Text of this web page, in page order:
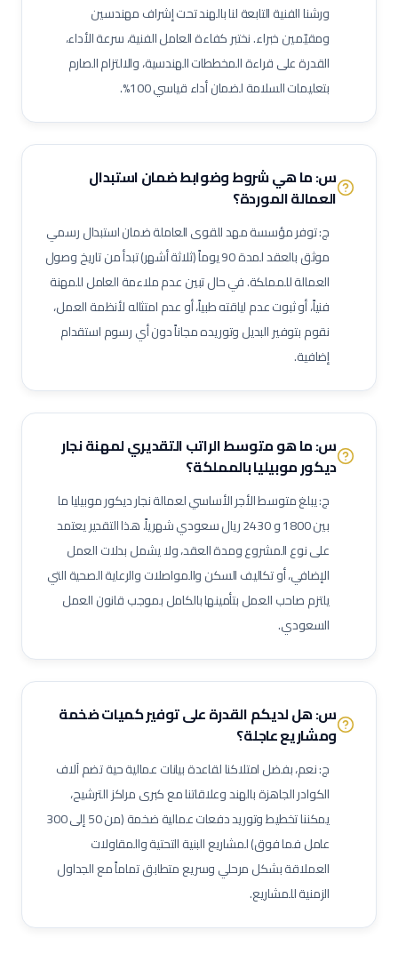
فني غلايات مياه
فني تبريد
فني عزل أنابيب وقنوات
فني أنظمة تحكم وآلات دقيقة
فني أنظمة تكييف متغير التدفق (VRF)
فني وحدات مناولة هواء (AHU)
فني وحدات ملف ومروحة (FCU)
فني أشعة
فني أشعة مقطعية
أخصائي تخاطب ونطق
فني تخدير
فني أسنان
أخصائي صحة فم وأسنان
فني بصريات / عيون
فني قسطرة وقلب
مساعد صيدلي
موظف استقبال طبي
مساعد تمريض جناح (Ward Boy)
مرافق مستشفى / عامل رعاية
مهندس أجهزة طبية
أخصائي علاج تنفسي
أخصائي تغذية
ممرض مكافحة عدوى
منسق جودة منشآت صحية
مفتش مراقبة جودة
لحام تيج (TIG Welder)
لحام قوس كهربائي
لحام ميج (MIG Welder)
مفتش اختبارات غير إتلافية (NDT)
مشرف أعمال سكلات / داربسين
مشرف أعمال عزل صناعي
مشرف أعمال دهان صناعي
فني رش رملي ودهان
مفتش طلاء وعزل
فني صيانة أثناء الإيقاف (Shutdown)
فني توربينات
فني معدات دوارة
مشغل عمليات إنتاج
مشغل غرفة تحكم
مسؤول سلامة وصحة مهنية (نفط وغاز)
مهندس أنابيب
مهندس ميكانيك (نفط وغاز)
مهندس كهرباء (نفط وغاز)
مهندس أجهزة دقيقة
فني صمامات
فني اختبار هيدروليكي
مشغل اختبارات أحمال
فني وصول بالحبال (Rope Access)
مهندس تشغيل وتدشين
كبير مهندسين بحريين
بحار مؤهل
مدير مشاريع
مهندس موقع
مسؤول سلامة وصحة مهنية
حاسب كميات
طاهي / شيف محترف
مقدم طعام / ويتر
مشرف خدمات غرف
عامل نظافة تجارية عامل تعبئة وتغليف
ورشنا الفنية التابعة لنا بالهند تحت إشراف مهندسين
ومقيّمين خبراء. نختبر كفاءة العامل الفنية، سرعة الأداء،
القدرة على قراءة المخططات الهندسية، والالتزام الصارم
بتعليمات السلامة لضمان أداء قياسي 100%.
س: ما هي شروط وضوابط ضمان استبدال
العمالة الموردة؟
ج: توفر مؤسسة مهد للقوى العاملة ضمان استبدال رسمي
موثق بالعقد لمدة 90 يوماً (ثلاثة أشهر) تبدأ من تاريخ وصول
العمالة للمملكة. في حال تبين عدم ملاءمة العامل للمهنة
فنياً، أو ثبوت عدم لياقته طبياً، أو عدم امتثاله لأنظمة العمل،
نقوم بتوفير البديل وتوريده مجاناً دون أي رسوم استقدام
إضافية.
س: ما هو متوسط الراتب التقديري لمهنةنجار
ديكور موبيليابالمملكة؟
ج: يبلغ متوسط الأجر الأساسي لعمالةنجار ديكور موبيلياما
بين1800و2430ريال سعودي شهرياً. هذا التقدير يعتمد
على نوع المشروع ومدة العقد، ولا يشمل بدلات العمل
الإضافي، أو تكاليف السكن والمواصلات والرعاية الصحية التي
يلتزم صاحب العمل بتأمينها بالكامل بموجب قانون العمل
السعودي.
س: هل لديكم القدرة على توفير كميات ضخمة
ومشاريع عاجلة؟
ج: نعم، بفضل امتلاكنا لقاعدة بيانات عمالية حية تضم آلاف
الكوادر الجاهزة بالهند وعلاقاتنا مع كبرى مراكز الترشيح،
يمكننا تخطيط وتوريد دفعات عمالية ضخمة (من 50 إلى 300
عامل فما فوق) لمشاريع البنية التحتية والمقاولات
العملاقة بشكل مرحلي وسريع متطابق تماماً مع الجداول
الزمنية للمشاريع.